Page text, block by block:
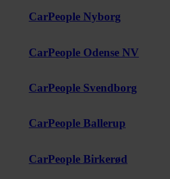
CarPeople Nyborg
CarPeople Odense NV
CarPeople Svendborg
CarPeople Ballerup
CarPeople Birkerød